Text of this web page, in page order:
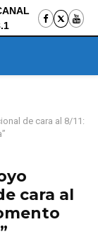
de cara al 8/11:
cara al